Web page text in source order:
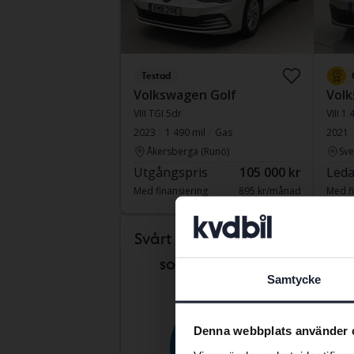
Samtycke
Denna webbplats använder
Testad
Volkswagen Golf
VIII TGI 5dr
2023
1 490 mil
Gas
Åkersberga (Runö)
Utgångspris 105 000 kr
Med finansiering 895 kr/månad
VIII
2021
Med
Svårt att veta vilken bil
som passar dig?